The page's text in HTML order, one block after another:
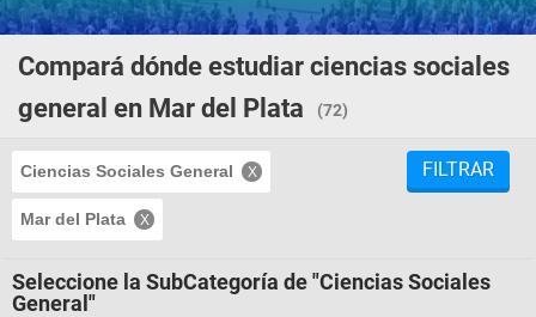
Compará dónde estudiar ciencias sociales
general en Mar del Plata
(72)
Ciencias Sociales General
Mar del Plata
FILTRAR
Seleccione la SubCategoría de "Ciencias Sociales
General"